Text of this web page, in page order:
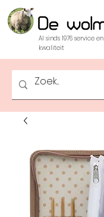
Al sinds 1976 service en
kwaliteit